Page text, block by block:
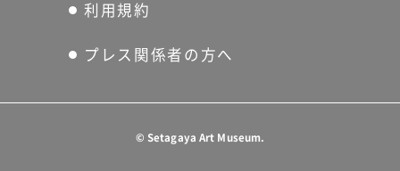
利用規約
プレス関係者の方へ
© Setagaya Art Museum.